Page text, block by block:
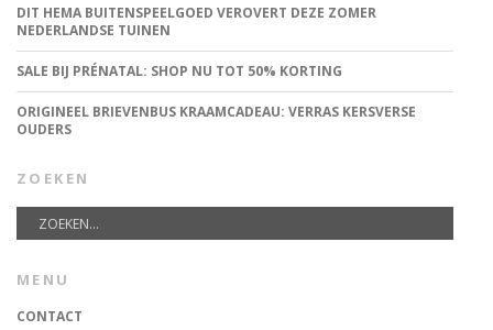
DIT HEMA BUITENSPEELGOED VEROVERT DEZE ZOMER
NEDERLANDSE TUINEN
SALE BIJ PRÉNATAL: SHOP NU TOT 50% KORTING
ORIGINEEL BRIEVENBUS KRAAMCADEAU: VERRAS KERSVERSE
OUDERS
ZOEKEN
MENU
CONTACT